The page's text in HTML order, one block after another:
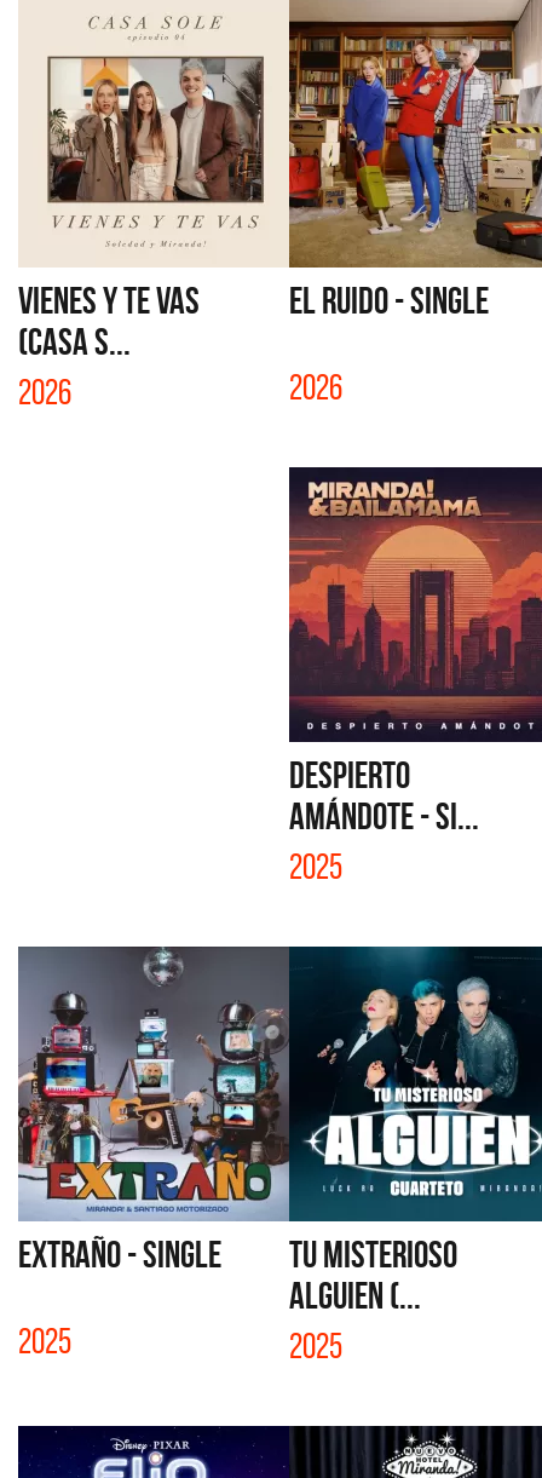
VIENES Y TE VAS
(CASA S...
2026
EL RUIDO - SINGLE
2026
DESPIERTO
AMÁNDOTE - SI...
2025
EXTRAÑO - SINGLE
2025
TU MISTERIOSO
ALGUIEN (...
2025